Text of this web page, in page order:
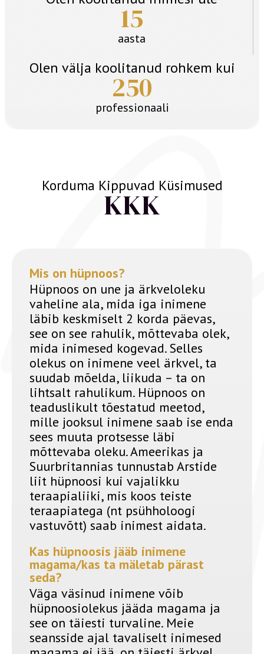
15
aasta
Olen välja koolitanud rohkem kui
250
professionaali
Korduma Kippuvad Küsimused
KKK
Mis on hüpnoos?
Hüpnoos on une ja ärkveloleku
vaheline ala, mida iga inimene
läbib keskmiselt 2 korda päevas,
see on see rahulik, mõttevaba olek,
mida inimesed kogevad. Selles
olekus on inimene veel ärkvel, ta
suudab mõelda, liikuda – ta on
lihtsalt rahulikum. Hüpnoos on
teaduslikult tõestatud meetod,
mille jooksul inimene saab ise enda
sees muuta protsesse läbi
mõttevaba oleku. Ameerikas ja
Suurbritannias tunnustab Arstide
liit hüpnoosi kui vajalikku
teraapialiiki, mis koos teiste
teraapiatega (nt psühholoogi
vastuvõtt) saab inimest aidata.
Kas hüpnoosis jääb inimene
magama/kas ta mäletab pärast
seda?
Väga väsinud inimene võib
hüpnoosiolekus jääda magama ja
see on täiesti turvaline. Meie
seansside ajal tavaliselt inimesed